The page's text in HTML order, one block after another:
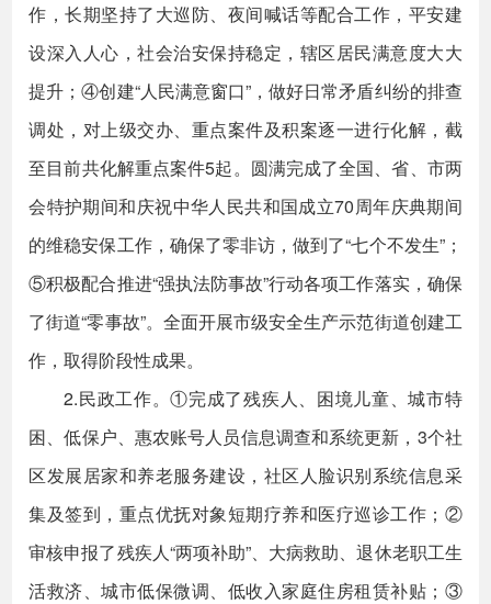
作，长期坚持了大巡防、夜间喊话等配合工作，平安建
设深入人心，社会治安保持稳定，辖区居民满意度大大
提升；④创建“人民满意窗口”，做好日常矛盾纠纷的排查
调处，对上级交办、重点案件及积案逐一进行化解，截
至目前共化解重点案件5起。圆满完成了全国、省、市两
会特护期间和庆祝中华人民共和国成立70周年庆典期间
的维稳安保工作，确保了零非访，做到了“七个不发生”；
⑤积极配合推进“强执法防事故”行动各项工作落实，确保
了街道“零事故”。全面开展市级安全生产示范街道创建工
作，取得阶段性成果。
2.民政工作。①完成了残疾人、困境儿童、城市特
困、低保户、惠农账号人员信息调查和系统更新，3个社
区发展居家和养老服务建设，社区人脸识别系统信息采
集及签到，重点优抚对象短期疗养和医疗巡诊工作；②
审核申报了残疾人“两项补助”、大病救助、退休老职工生
活救济、城市低保微调、低收入家庭住房租赁补贴；③